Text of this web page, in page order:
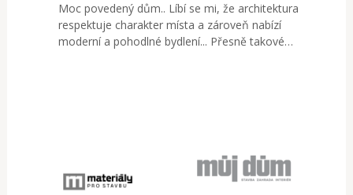
Moc povedený dům.. Líbí se mi, že architektura
respektuje charakter místa a zároveň nabízí
moderní a pohodlné bydlení... Přesně takové…